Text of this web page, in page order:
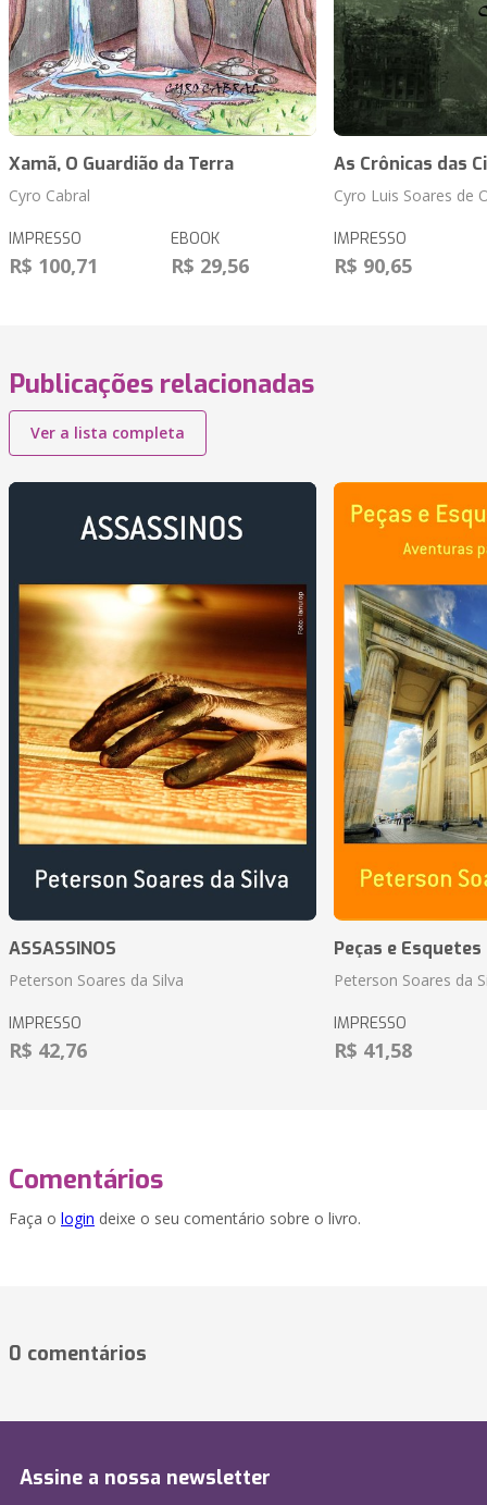
Xamã, O Guardião da Terra
Cyro Cabral
IMPRESSO
R$ 100,71
EBOOK
R$ 29,56
As Crônicas das
Cyro Luis Soares de
IMPRESSO
R$ 90,65
Publicações relacionadas
Ver a lista completa
ASSASSINOS
Peterson Soares da Silva
IMPRESSO
R$ 42,76
Peças e
Peterson Soares da
IMPRESSO
R$ 41,58
Comentários
Faça o login deixe o seu comentário sobre o livro.
0 comentários
Assine a nossa newsletter